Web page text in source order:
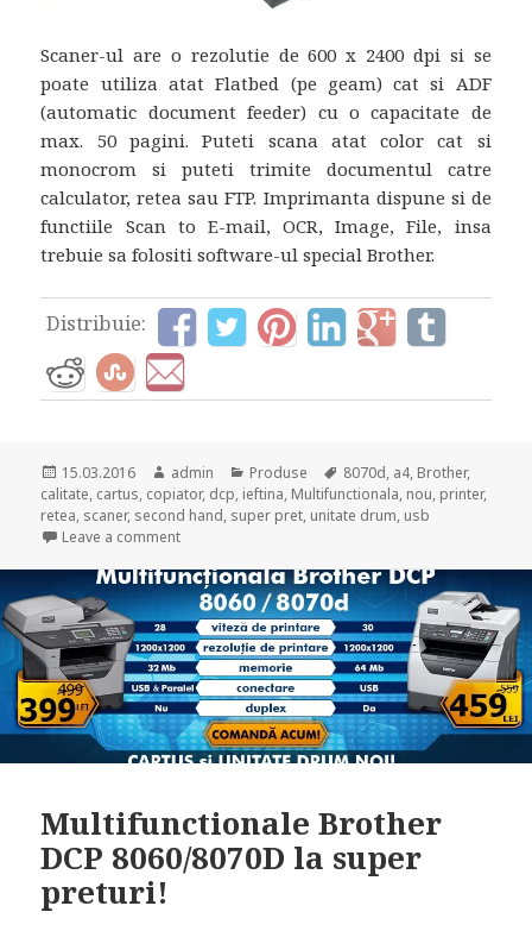
Scaner-ul are o rezolutie de 600 x 2400 dpi si se
poate utiliza atat Flatbed (pe geam) cat si ADF
(automatic document feeder) cu o capacitate de
max. 50 pagini. Puteti scana atat color cat si
monocrom si puteti trimite documentul catre
calculator, retea sau FTP. Imprimanta dispune si de
functiile Scan to E-mail, OCR, Image, File, insa
trebuie sa folositi software-ul special Brother.
Distribuie:
Posted
on
15.03.2016 Author
admin Categories
Produse Tags
8070d, a4, Brother,
calitate, cartus, copiator, dcp, ieftina, Multifunctionala, nou, printer,
retea, scaner, second hand, super pret, unitate drum, usb
Leave a commenton Multifunctionala Brother DCP-8070D pentru
Multifunctionale Brother
DCP 8060/8070D la super
preturi!